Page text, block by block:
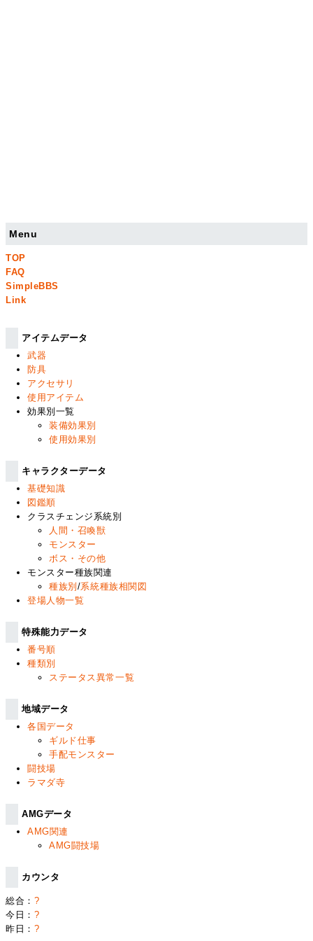
Menu
TOP
FAQ
SimpleBBS
Link
アイテムデータ
武器
防具
アクセサリ
使用アイテム
効果別一覧
装備効果別
使用効果別
キャラクターデータ
基礎知識
図鑑順
クラスチェンジ系統別
人間・召喚獣
モンスター
ボス・その他
モンスター種族関連
種族別 /系統種族相関図
登場人物一覧
特殊能力データ
番号順
種類別
ステータス異常一覧
地域データ
各国データ
ギルド仕事
手配モンスター
闘技場
ラマダ寺
AMGデータ
AMG関連
AMG闘技場
カウンタ
総合： ?
今日： ?
昨日： ?